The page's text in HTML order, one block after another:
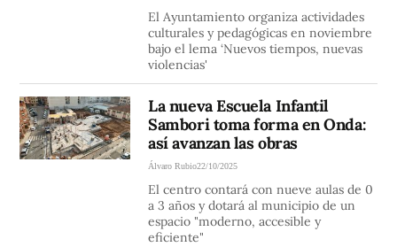
El Ayuntamiento organiza actividades
culturales y pedagógicas en noviembre
bajo el lema ‘Nuevos tiempos, nuevas
violencias'
La nueva Escuela Infantil
Sambori toma forma en Onda:
así avanzan las obras
Álvaro Rubio22/10/2025
El centro contará con nueve aulas de 0
a 3 años y dotará al municipio de un
espacio "moderno, accesible y
eficiente"